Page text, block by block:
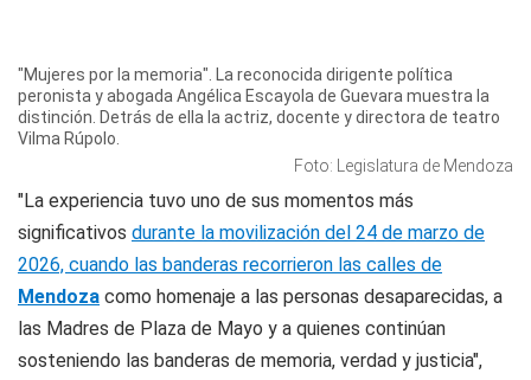
"Mujeres por la memoria". La reconocida dirigente política
peronista y abogada Angélica Escayola de Guevara muestra la
distinción. Detrás de ella la actriz, docente y directora de teatro
Vilma Rúpolo.
Foto: Legislatura de Mendoza
"La experiencia tuvo uno de sus momentos más
significativos durante la movilización del 24 de marzo de
2026, cuando las banderas recorrieron las calles de
Mendoza como homenaje a las personas desaparecidas, a
las Madres de Plaza de Mayo y a quienes continúan
sosteniendo las banderas de memoria, verdad y justicia",